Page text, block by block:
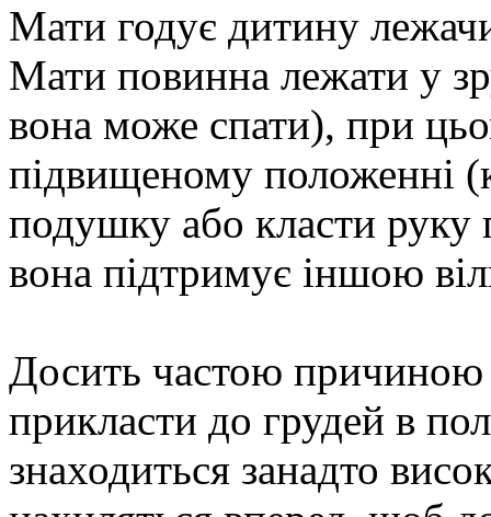
Мати годує дитину
Мати повинна лежати у
вона може спати), при
підвищеному положенні
подушку або класти
вона підтримує іншою
Досить частою
прикласти до грудей в
знаходиться занадто